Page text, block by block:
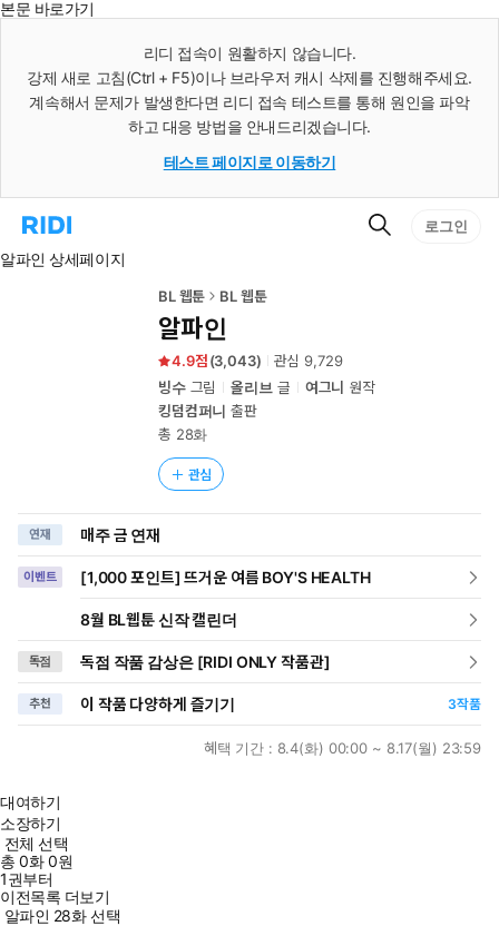
본문 바로가기
리디 접속이 원활하지 않습니다.
강제 새로 고침(Ctrl + F5)이나 브라우저 캐시 삭제를 진행해주세요.
계속해서 문제가 발생한다면 리디 접속 테스트를 통해 원인을 파악
하고 대응 방법을 안내드리겠습니다.
테스트 페이지로 이동하기
리
홈
검
로그인
알파인 상세페이지
BL 웹툰 BL 웹툰
알파인
4.9 (3,043) 관심 9,729
빙수그림 올리브 글 여그니 원작
킹덤컴퍼니 출판
총 28화
관심
연재 매주 금 연재
이벤트 [1,000 포인트] 뜨거운 여름 BOY'S HEALTH
8월 BL웹툰 신작 캘린더
독점 독점 작품 감상은 [RIDI ONLY 작품관]
추천 이 작품 다양하게 즐기기 3작품
혜택 기간 : 8.4(화) 00:00 ~ 8.17(월) 23:59
대여하기
소장하기
전체 선택
총0화0원
1권부터
이전목록 더보기
알파인 28화 선택